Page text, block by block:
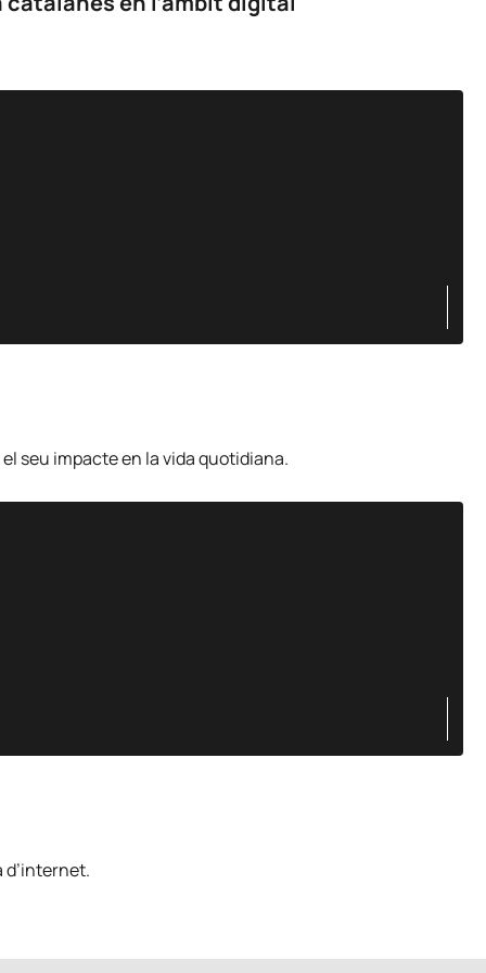
seu impacte en la vida quotidiana.